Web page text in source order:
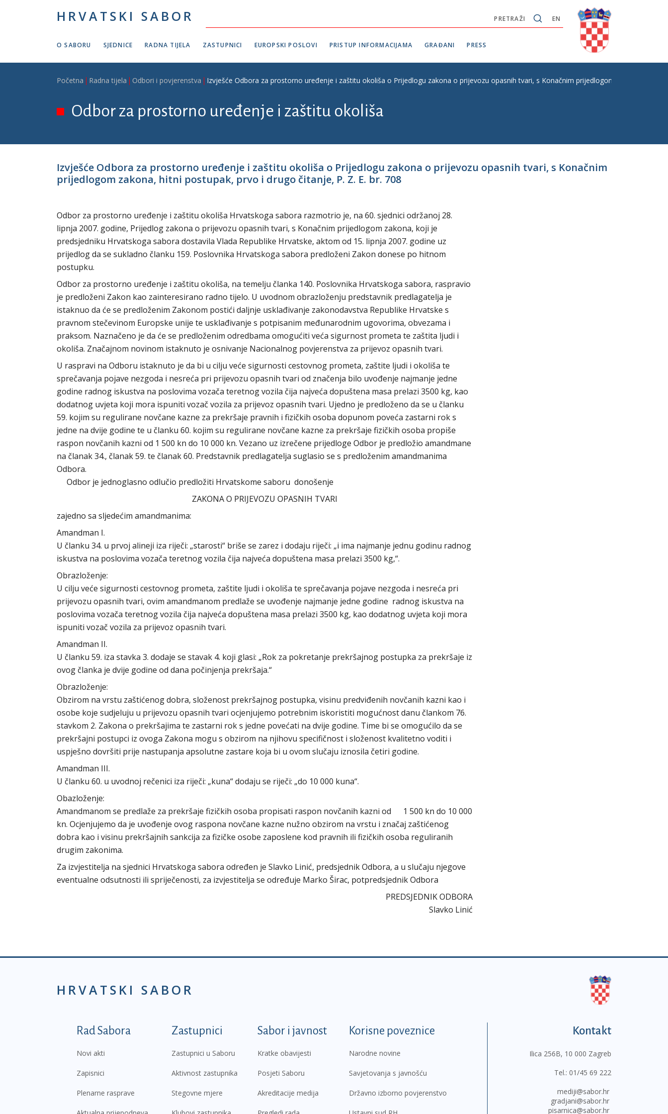
HRVATSKI SABOR EN
PRETRAŽI
O SABORU SJEDNICE RADNA TIJELA ZASTUPNICI EUROPSKI POSLOVI PRISTUP INFORMACIJAMA GRAĐANI PRESS
Breadcrumb
Početna Radna tijela Odbori i povjerenstva Izvješće Odbora za prostorno uređenje i zaštitu okoliša o Prijedlogu zakona o prijevozu opasnih tvari, s Konačnim prijedlogom zakona, hitni
Odbor za prostorno uređenje i zaštitu okoliša
Izvješće Odbora za prostorno uređenje i zaštitu okoliša o Prijedlogu zakona o prijevozu opasnih tvari, s Konačnim
prijedlogom zakona, hitni postupak, prvo i drugo čitanje, P. Z. E. br. 708
Odbor za prostorno uređenje i zaštitu okoliša Hrvatskoga sabora razmotrio je, na 60. sjednici održanoj 28.
lipnja 2007. godine, Prijedlog zakona o prijevozu opasnih tvari, s Konačnim prijedlogom zakona, koji je
predsjedniku Hrvatskoga sabora dostavila Vlada Republike Hrvatske, aktom od 15. lipnja 2007. godine uz
prijedlog da se sukladno članku 159. Poslovnika Hrvatskoga sabora predloženi Zakon donese po hitnom
postupku.
Odbor za prostorno uređenje i zaštitu okoliša, na temelju članka 140. Poslovnika Hrvatskoga sabora, raspravio
je predloženi Zakon kao zainteresirano radno tijelo. U uvodnom obrazloženju predstavnik predlagatelja je
istaknuo da će se predloženim Zakonom postići daljnje usklađivanje zakonodavstva Republike Hrvatske s
pravnom stečevinom Europske unije te usklađivanje s potpisanim međunarodnim ugovorima, obvezama i
praksom. Naznačeno je da će se predloženim odredbama omogućiti veća sigurnost prometa te zaštita ljudi i
okoliša. Značajnom novinom istaknuto je osnivanje Nacionalnog povjerenstva za prijevoz opasnih tvari.
U raspravi na Odboru istaknuto je da bi u cilju veće sigurnosti cestovnog prometa, zaštite ljudi i okoliša te
sprečavanja pojave nezgoda i nesreća pri prijevozu opasnih tvari od značenja bilo uvođenje najmanje jedne
godine radnog iskustva na poslovima vozača teretnog vozila čija najveća dopuštena masa prelazi 3500 kg, kao
dodatnog uvjeta koji mora ispuniti vozač vozila za prijevoz opasnih tvari. Ujedno je predloženo da se u članku
59. kojim su regulirane novčane kazne za prekršaje pravnih i fizičkih osoba dopunom poveća zastarni rok s
jedne na dvije godine te u članku 60. kojim su regulirane novčane kazne za prekršaje fizičkih osoba propiše
raspon novčanih kazni od 1 500 kn do 10 000 kn. Vezano uz izrečene prijedloge Odbor je predložio amandmane
na članak 34., članak 59. te članak 60. Predstavnik predlagatelja suglasio se s predloženim amandmanima
Odbora.
Odbor je jednoglasno odlučio predložiti Hrvatskome saboru donošenje
ZAKONA O PRIJEVOZU OPASNIH TVARI
zajedno sa sljedećim amandmanima:
Amandman I.
U članku 34. u prvoj alineji iza riječi: „starosti“ briše se zarez i dodaju riječi: „i ima najmanje jednu godinu radnog
iskustva na poslovima vozača teretnog vozila čija najveća dopuštena masa prelazi 3500 kg,“.
Obrazloženje:
U cilju veće sigurnosti cestovnog prometa, zaštite ljudi i okoliša te sprečavanja pojave nezgoda i nesreća pri
prijevozu opasnih tvari, ovim amandmanom predlaže se uvođenje najmanje jedne godine radnog iskustva na
poslovima vozača teretnog vozila čija najveća dopuštena masa prelazi 3500 kg, kao dodatnog uvjeta koji mora
ispuniti vozač vozila za prijevoz opasnih tvari.
Amandman II.
U članku 59. iza stavka 3. dodaje se stavak 4. koji glasi: „Rok za pokretanje prekršajnog postupka za prekršaje iz
ovog članka je dvije godine od dana počinjenja prekršaja.“
Obrazloženje:
Obzirom na vrstu zaštićenog dobra, složenost prekršajnog postupka, visinu predviđenih novčanih kazni kao i
osobe koje sudjeluju u prijevozu opasnih tvari ocjenjujemo potrebnim iskoristiti mogućnost danu člankom 76.
stavkom 2. Zakona o prekršajima te zastarni rok s jedne povećati na dvije godine. Time bi se omogućilo da se
prekršajni postupci iz ovoga Zakona mogu s obzirom na njihovu specifičnost i složenost kvalitetno voditi i
uspješno dovršiti prije nastupanja apsolutne zastare koja bi u ovom slučaju iznosila četiri godine.
Amandman III.
U članku 60. u uvodnoj rečenici iza riječi: „kuna“ dodaju se riječi: „do 10 000 kuna“.
Obazloženje:
Amandmanom se predlaže za prekršaje fizičkih osoba propisati raspon novčanih kazni od 1 500 kn do 10 000
kn. Ocjenjujemo da je uvođenje ovog raspona novčane kazne nužno obzirom na vrstu i značaj zaštićenog
dobra kao i visinu prekršajnih sankcija za fizičke osobe zaposlene kod pravnih ili fizičkih osoba reguliranih
drugim zakonima.
Za izvjestitelja na sjednici Hrvatskoga sabora određen je Slavko Linić, predsjednik Odbora, a u slučaju njegove
eventualne odsutnosti ili spriječenosti, za izvjestitelja se određuje Marko Širac, potpredsjednik Odbora
PREDSJEDNIK ODBORA
Slavko Linić
HRVATSKI SABOR
Podnožje prvi izbornik
Rad Sabora
Novi akti
Zapisnici
Plenarne rasprave
Zastupnici
Zastupnici u Saboru
Aktivnost zastupnika
Stegovne mjere
Sabor i javnost
Kratke obavijesti
Posjeti Saboru
Akreditacije medija
Korisne poveznice
Narodne novine
Savjetovanja s javnošću
Državno izborno povjerenstvo
Kontakt
Ilica 256B, 10 000 Zagreb
Tel.: 01/45 69 222
mediji@sabor.hr
gradjani@sabor.hr
pisarnica@sabor.hr